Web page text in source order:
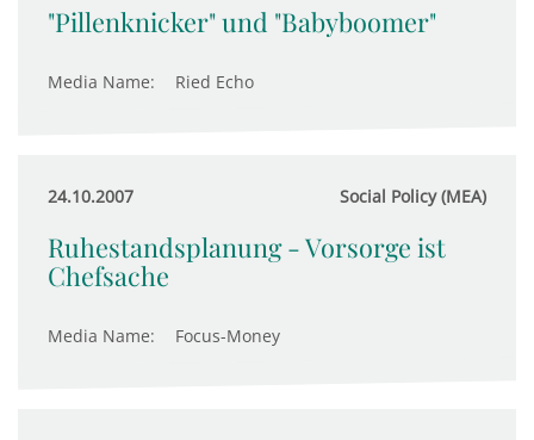
"Pillenknicker" und "Babyboomer"
Media Name: Ried Echo
24.10.2007 Social Policy (MEA)
Ruhestandsplanung - Vorsorge ist
Chefsache
Media Name: Focus-Money